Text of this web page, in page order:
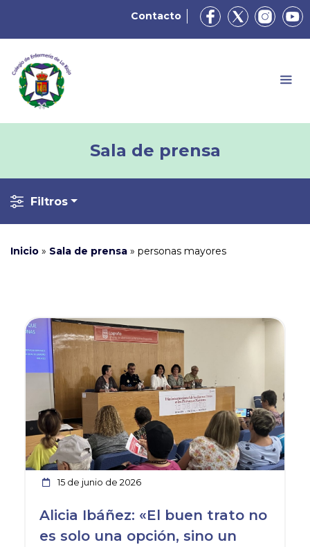
Contacto
Sala de prensa
Filtros
Inicio » Sala de prensa » personas mayores
15 de junio de 2026
Alicia Ibáñez: «El buen trato no
es solo una opción, sino un
Ver noticia